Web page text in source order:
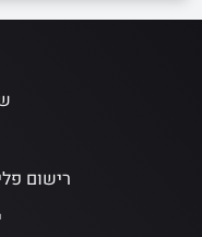
רישום